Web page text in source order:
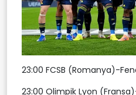
23:00 FCSB (Romanya)-
23:00 Olimpik Lyon